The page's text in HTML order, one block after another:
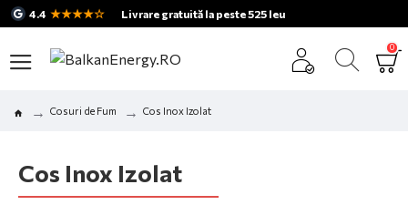
4.4 ★★★★☆ Livrare gratuită la peste 525 leu
0
Cosuri de Fum Cos Inox Izolat
Cos Inox Izolat